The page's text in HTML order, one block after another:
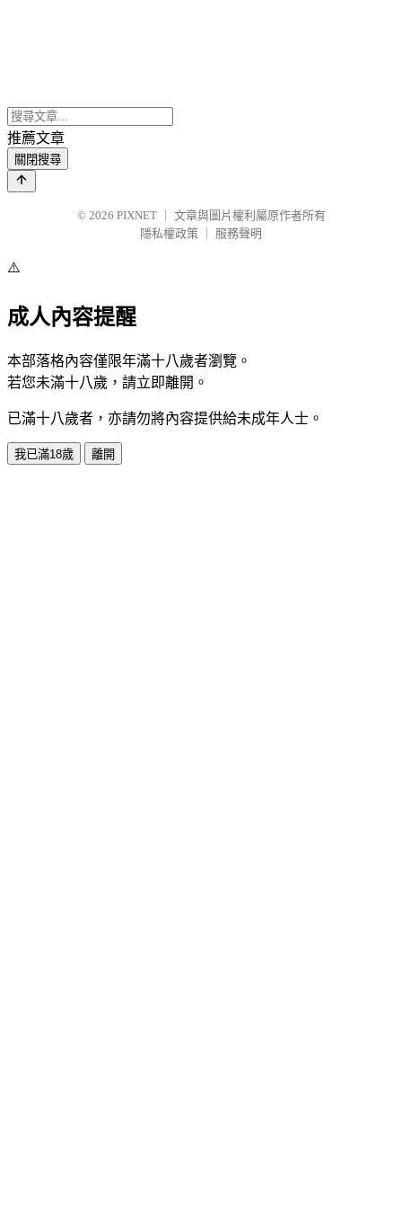
推薦文章
關閉搜尋
© 2026 PIXNET
文章與圖片權利屬原作者所有
隱私權政策
服務聲明
⚠️
成人內容提醒
本部落格內容僅限年滿十八歲者瀏覽。
若您未滿十八歲，請立即離開。
已滿十八歲者，亦請勿將內容提供給未成年人士。
我已滿18歲 離開